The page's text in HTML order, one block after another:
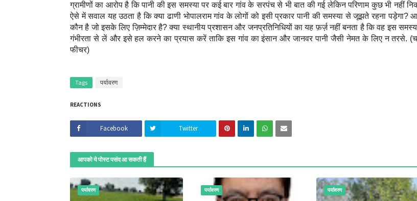
ग्रामीणों का आरोप है कि पानी की इस समस्या पर कई बार गांव के सरपंच से भी बात की गई लेकिन परिणाम कुछ भी नहीं
ऐसे में सवाल यह उठता है कि क्या ढाणी भोपालराम गांव के लोगों को इसी प्रकार पानी की समस्या से जूझते रहना पड़ेगा?
कौन है जो इसके लिए ज़िम्मेदार है? क्या स्थानीय प्रशासन और जनप्रतिनिधियों का यह फ़र्ज़ नहीं बनता है कि वह इस
गंभीरता से लें और इसे हल करने का प्रयास करें ताकि इस गांव का इंसान और जानवर पानी जैसी नेमत के लिए न तरसे.
फीचर)
Tags पर्यावरण
REACTIONS
Facebook Twitter
आपको ये पोस्ट पसंद आ सकती हैं
पर्यावरण पर्यावरण पर्यावरण